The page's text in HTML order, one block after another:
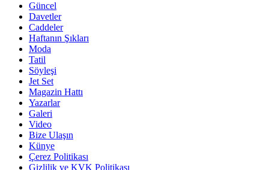
Güncel
Davetler
Caddeler
Haftanın Şıkları
Moda
Tatil
Söyleşi
Jet Set
Magazin Hattı
Yazarlar
Galeri
Video
Bize Ulaşın
Künye
Çerez Politikası
Gizlilik ve KVK Politikası